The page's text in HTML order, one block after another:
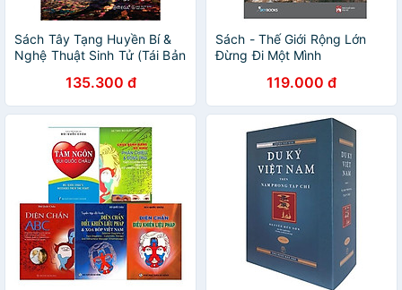
Sách Tây Tạng Huyền Bí &
Nghệ Thuật Sinh Tử (Tái Bản
135.300 đ
Sách - Thế Giới Rộng Lớn
Đừng Đi Một Mình
119.000 đ